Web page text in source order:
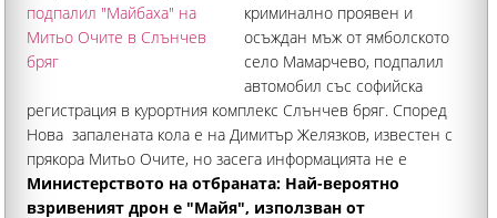
криминално проявен и
осъждан мъж от ямболското
село Мамарчево, подпалил
автомобил със софийска
регистрация в курортния комплекс Слънчев бряг. Според
Нова запалената кола е на Димитър Желязков, известен с
прякора Митьо Очите, но засега информацията не е
потвърдена. Луксозният "Майбах" за стотици хиляди евро
е запален на 29
Министерството на отбраната: Най-вероятно
взривеният дрон е "Майя", използван от